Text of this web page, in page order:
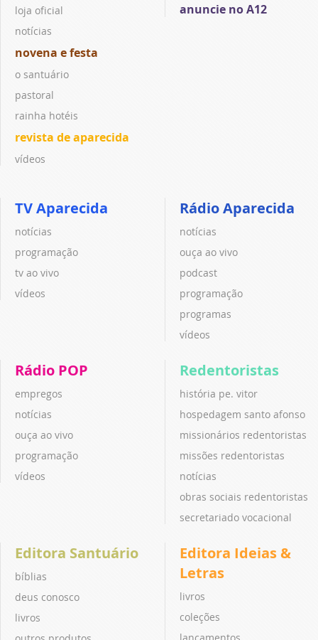
loja oficial
notícias
novena e festa
o santuário
pastoral
rainha hotéis
revista de aparecida
vídeos
anuncie no A12
TV Aparecida
notícias
programação
tv ao vivo
vídeos
Rádio Aparecida
notícias
ouça ao vivo
podcast
programação
programas
vídeos
Rádio POP
empregos
notícias
ouça ao vivo
programação
vídeos
Redentoristas
história pe. vitor
hospedagem santo afonso
missionários redentoristas
missões redentoristas
notícias
obras sociais redentoristas
secretariado vocacional
Editora Santuário
bíblias
deus conosco
livros
Editora Ideias &
Letras
livros
coleções